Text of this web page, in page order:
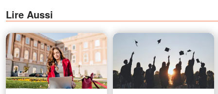
Lire Aussi